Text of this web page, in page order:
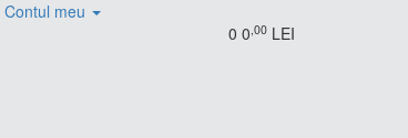
Contul meu
0 0 ,00 LEI